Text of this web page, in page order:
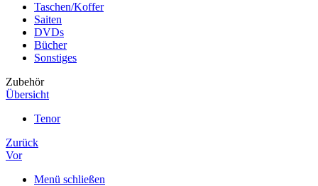
Taschen/Koffer
Saiten
DVDs
Bücher
Sonstiges
Zubehör
Übersicht
Tenor
Zurück
Vor
Menü schließen